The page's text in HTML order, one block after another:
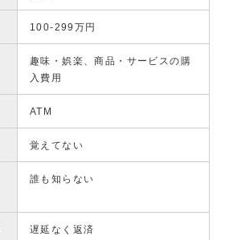
100-299万円
趣味・娯楽、商品・サービスの購
入費用
ATM
覚えてない
誰も知らない
遅延なく返済